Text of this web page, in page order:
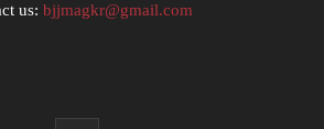
us: bjjmagkr@gmail.com